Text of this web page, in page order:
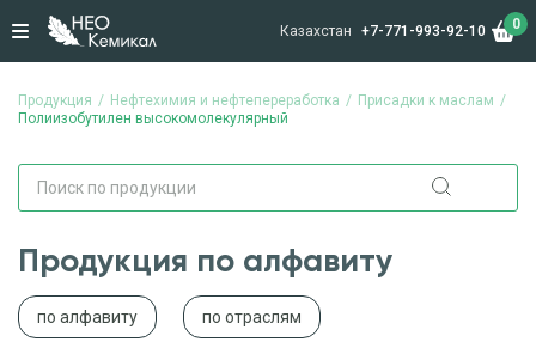
Казахстан +7-771-993-92-10 0
Продукция Нефтехимия и нефтепереработка
Присадки к маслам
Полиизобутилен высокомолекулярный
Продукция по алфавиту
по алфавиту по отраслям